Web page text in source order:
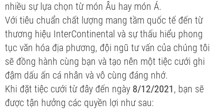
nhiều sự lựa chọn từ món Âu hay món Á.
Với tiêu chuẩn chất lượng mang tầm quốc tế đến từ
thương hiệu InterContinental và sự thấu hiểu phong
tục văn hóa địa phương, đội ngũ tư vấn của chúng tôi
sẽ đồng hành cùng bạn và tạo nên một tiệc cưới ghi
đậm dấu ấn cá nhân và vô cùng đáng nhớ.
Khi đặt tiệc cưới từ đây đến ngày 8/12/2021, bạn sẽ
được tận hưởng các quyền lợi như sau: